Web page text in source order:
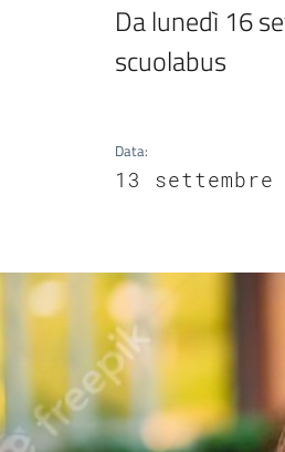
Da lunedì 16
scuolabus
Data:
13 settembre